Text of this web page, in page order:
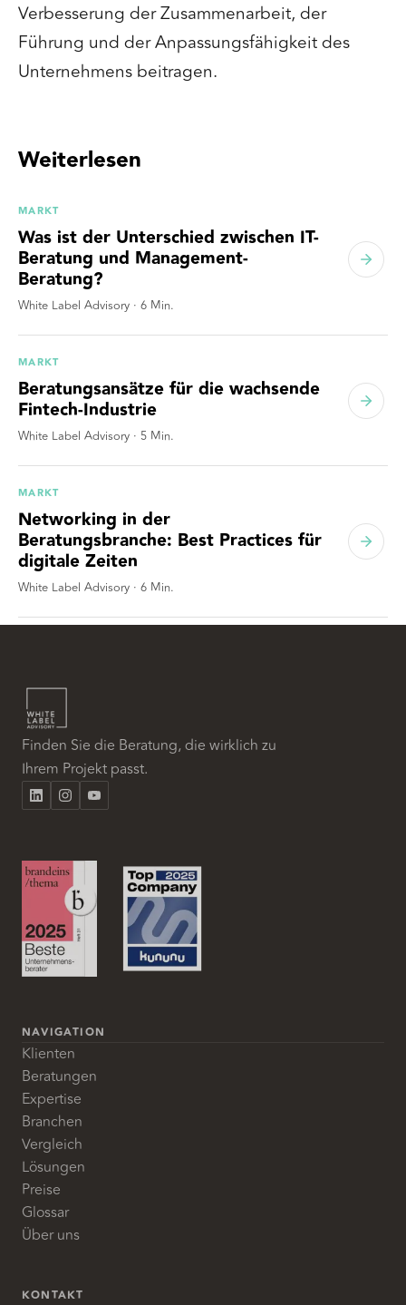
Verbesserung der Zusammenarbeit, der
Führung und der Anpassungsfähigkeit des
Unternehmens beitragen.
Weiterlesen
MARKT
Was ist der Unterschied zwischen IT-
Beratung und Management-
Beratung?
White Label Advisory · 6 Min.
MARKT
Beratungsansätze für die wachsende
Fintech-Industrie
White Label Advisory · 5 Min.
MARKT
Networking in der
Beratungsbranche: Best Practices für
digitale Zeiten
White Label Advisory · 6 Min.
Finden Sie die Beratung, die wirklich zu
Ihrem Projekt passt.
NAVIGATION
Klienten
Beratungen
Expertise
Branchen
Vergleich
Lösungen
Preise
Glossar
Über uns
KONTAKT